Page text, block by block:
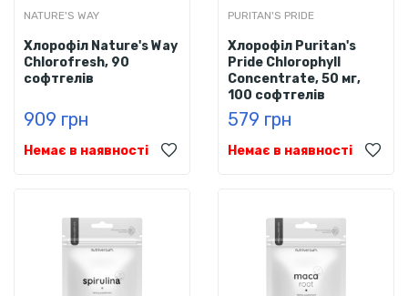
NATURE'S WAY
Хлорофіл Nature's Way
Chlorofresh, 90
софтгелів
909 грн
Немає в наявності
PURITAN'S PRIDE
Хлорофіл Puritan's
Pride Chlorophyll
Concentrate, 50 мг,
100 софтгелів
579 грн
Немає в наявності